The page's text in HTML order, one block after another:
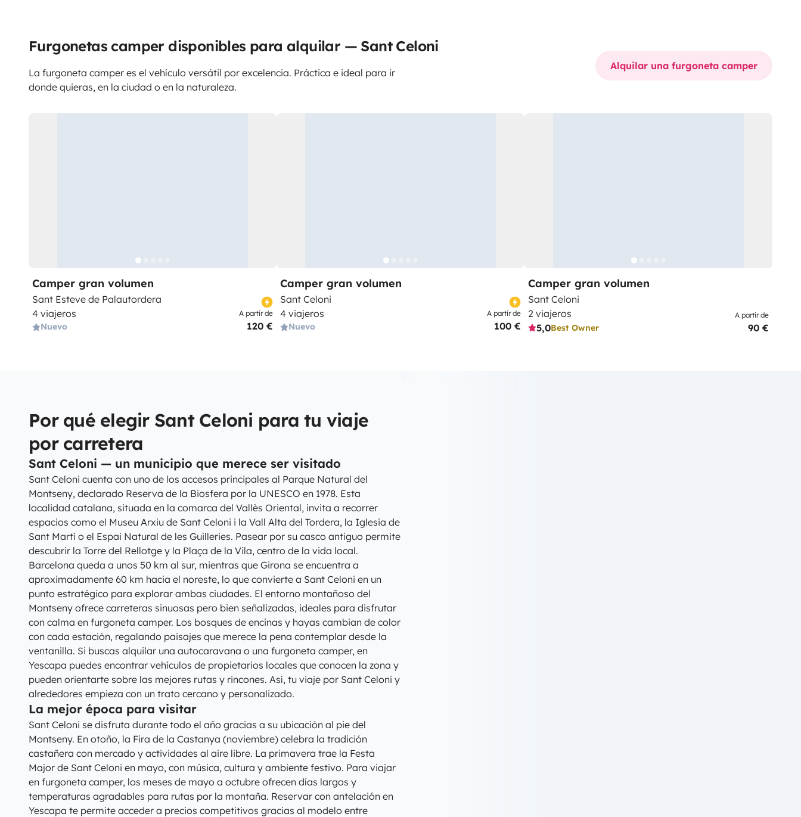
Furgonetas camper disponibles para alquilar — Sant Celoni
La furgoneta camper es el vehículo versátil por excelencia. Práctica e ideal para ir
donde quieras, en la ciudad o en la naturaleza.
Alquilar una furgoneta camper
Camper gran volumen
Sant Esteve de Palautordera
4 viajeros
Nuevo
A partir de
120 €
Camper gran volumen
Sant Celoni
4 viajeros
Nuevo
A partir de
100 €
Camper gran volumen
Sant Celoni
2 viajeros
5,0Best Owner
A partir de
90 €
Por qué elegir Sant Celoni para tu viaje
por carretera
Sant Celoni — un municipio que merece ser visitado
Sant Celoni cuenta con uno de los accesos principales al Parque Natural del
Montseny, declarado Reserva de la Biosfera por la UNESCO en 1978. Esta
localidad catalana, situada en la comarca del Vallès Oriental, invita a recorrer
espacios como el Museu Arxiu de Sant Celoni i la Vall Alta del Tordera, la Iglesia de
Sant Martí o el Espai Natural de les Guilleries. Pasear por su casco antiguo permite
descubrir la Torre del Rellotge y la Plaça de la Vila, centro de la vida local.
Barcelona queda a unos 50 km al sur, mientras que Girona se encuentra a
aproximadamente 60 km hacia el noreste, lo que convierte a Sant Celoni en un
punto estratégico para explorar ambas ciudades. El entorno montañoso del
Montseny ofrece carreteras sinuosas pero bien señalizadas, ideales para disfrutar
con calma en furgoneta camper. Los bosques de encinas y hayas cambian de color
con cada estación, regalando paisajes que merece la pena contemplar desde la
ventanilla. Si buscas alquilar una autocaravana o una furgoneta camper, en
Yescapa puedes encontrar vehículos de propietarios locales que conocen la zona y
pueden orientarte sobre las mejores rutas y rincones. Así, tu viaje por Sant Celoni y
alrededores empieza con un trato cercano y personalizado.
La mejor época para visitar
Sant Celoni se disfruta durante todo el año gracias a su ubicación al pie del
Montseny. En otoño, la Fira de la Castanya (noviembre) celebra la tradición
castañera con mercado y actividades al aire libre. La primavera trae la Festa
Major de Sant Celoni en mayo, con música, cultura y ambiente festivo. Para viajar
en furgoneta camper, los meses de mayo a octubre ofrecen días largos y
temperaturas agradables para rutas por la montaña. Reservar con antelación en
Yescapa te permite acceder a precios competitivos gracias al modelo entre